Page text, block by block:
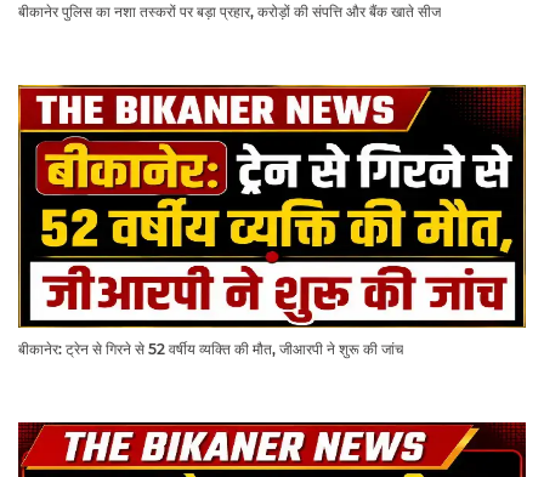
बीकानेर पुलिस का नशा तस्करों पर बड़ा प्रहार, करोड़ों की संपत्ति और बैंक खाते सीज
बीकानेर: ट्रेन से गिरने से 52 वर्षीय व्यक्ति की मौत, जीआरपी ने शुरू की जांच